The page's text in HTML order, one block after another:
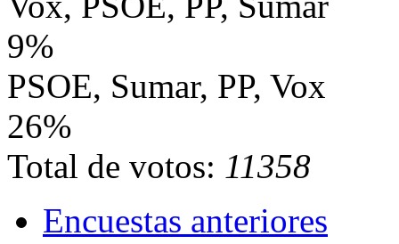
9%
PSOE, Sumar, PP, Vox
26%
Total de votos: 11358
Encuestas anteriores